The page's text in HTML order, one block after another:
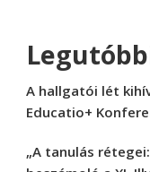
A hallgatói lét
Educatio+
„A tanulás